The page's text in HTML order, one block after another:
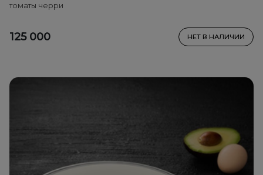
томаты черри
125 000 НЕТ В НАЛИЧИИ